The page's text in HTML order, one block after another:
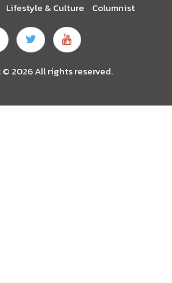
Lifestyle & Culture Columnist
2026 All rights reserved.